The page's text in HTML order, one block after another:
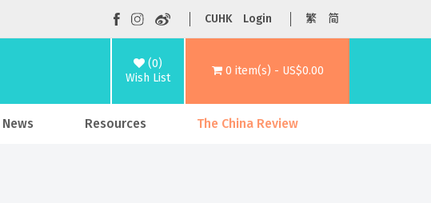
CUHK Login 繁 简
(0)
Wish List
0 item(s) - US$0.00
News Resources The China Review